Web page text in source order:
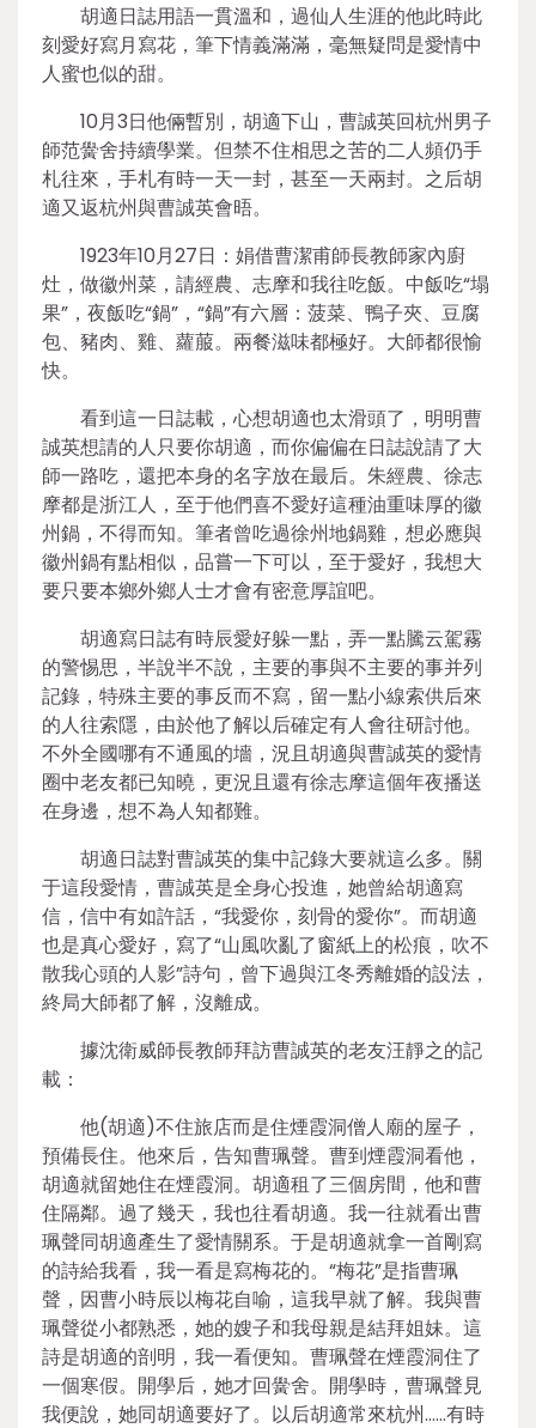
胡適日誌用語一貫溫和，過仙人生涯的他此時此
刻愛好寫月寫花，筆下情義滿滿，毫無疑問是愛情中
人蜜也似的甜。
10月3日他倆暫別，胡適下山，曹誠英回杭州男子
師范黌舍持續學業。但禁不住相思之苦的二人頻仍手
札往來，手札有時一天一封，甚至一天兩封。之后胡
適又返杭州與曹誠英會晤。
1923年10月27日：娟借曹潔甫師長教師家內廚
灶，做徽州菜，請經農、志摩和我往吃飯。中飯吃“塌
果”，夜飯吃“鍋”，“鍋”有六層：菠菜、鴨子夾、豆腐
包、豬肉、雞、蘿菔。兩餐滋味都極好。大師都很愉
快。
看到這一日誌載，心想胡適也太滑頭了，明明曹
誠英想請的人只要你胡適，而你偏偏在日誌說請了大
師一路吃，還把本身的名字放在最后。朱經農、徐志
摩都是浙江人，至于他們喜不愛好這種油重味厚的徽
州鍋，不得而知。筆者曾吃過徐州地鍋雞，想必應與
徽州鍋有點相似，品嘗一下可以，至于愛好，我想大
要只要本鄉外鄉人士才會有密意厚誼吧。
胡適寫日誌有時辰愛好躲一點，弄一點騰云駕霧
的警惕思，半說半不說，主要的事與不主要的事并列
記錄，特殊主要的事反而不寫，留一點小線索供后來
的人往索隱，由於他了解以后確定有人會往研討他。
不外全國哪有不通風的墻，況且胡適與曹誠英的愛情
圈中老友都已知曉，更況且還有徐志摩這個年夜播送
在身邊，想不為人知都難。
胡適日誌對曹誠英的集中記錄大要就這么多。關
于這段愛情，曹誠英是全身心投進，她曾給胡適寫
信，信中有如許話，“我愛你，刻骨的愛你”。而胡適
也是真心愛好，寫了“山風吹亂了窗紙上的松痕，吹不
散我心頭的人影”詩句，曾下過與江冬秀離婚的設法，
終局大師都了解，沒離成。
據沈衛威師長教師拜訪曹誠英的老友汪靜之的記
載：
他(胡適)不住旅店而是住煙霞洞僧人廟的屋子，
預備長住。他來后，告知曹珮聲。曹到煙霞洞看他，
胡適就留她住在煙霞洞。胡適租了三個房間，他和曹
住隔鄰。過了幾天，我也往看胡適。我一往就看出曹
珮聲同胡適產生了愛情關系。于是胡適就拿一首剛寫
的詩給我看，我一看是寫梅花的。“梅花”是指曹珮
聲，因曹小時辰以梅花自喻，這我早就了解。我與曹
珮聲從小都熟悉，她的嫂子和我母親是結拜姐妹。這
詩是胡適的剖明，我一看便知。曹珮聲在煙霞洞住了
一個寒假。開學后，她才回黌舍。開學時，曹珮聲見
我便說，她同胡適要好了。以后胡適常來杭州……有時